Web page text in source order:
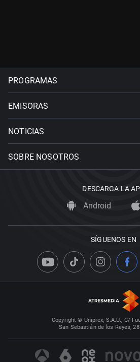
PROGRAMAS
EMISORAS
NOTICIAS
SOBRE NOSOTROS
DESCARGA LA
Android
SÍGUENOS EN
Copyright © Uniprex, S.A.U., C/
San Sebastián de los Reyes,